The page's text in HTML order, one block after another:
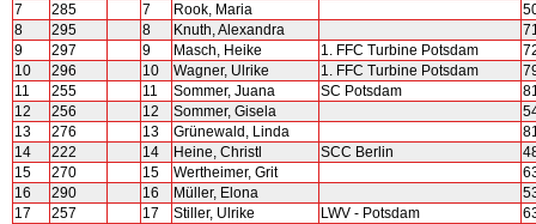
7
285 7 Rook, Maria
8
295 8 Knuth, Alexandra
9
297 9 Masch, Heike 1. FFC Turbine Potsdam
10
296 10 Wagner, Ulrike 1. FFC Turbine Potsdam
11
255 11 Sommer, Juana SC Potsdam
12
256 12 Sommer, Gisela
13
276 13 Grünewald, Linda
14
222 14 Heine, Christl SCC Berlin
15
270 15 Wertheimer, Grit
16
290 16 Müller, Elona
17
257 17 Stiller, Ulrike LWV - Potsdam